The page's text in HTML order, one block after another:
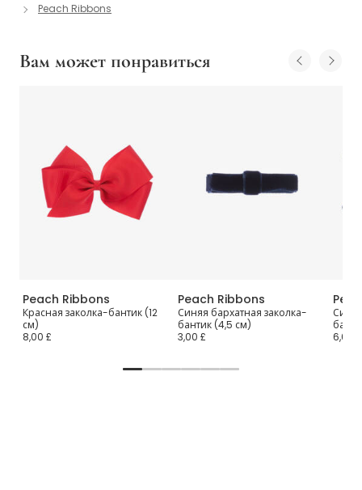
Peach Ribbons
Вам может понравиться
Peach Ribbons
Красная заколка-бантик (12
см)
8,00 £
Peach Ribbons
Синяя бархатная заколка-
бантик (4,5 см)
3,00 £
6,00 £